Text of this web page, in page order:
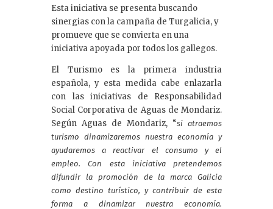
Esta iniciativa se presenta buscando
sinergias con la campaña de Turgalicia, y
promueve que se convierta en una
iniciativa apoyada por todos los gallegos.
El Turismo es la primera industria
española, y esta medida cabe enlazarla
con las iniciativas de Responsabilidad
Social Corporativa de Aguas de Mondariz.
Según Aguas de Mondariz, “si atraemos
turismo dinamizaremos nuestra economía y
ayudaremos a reactivar el consumo y el
empleo. Con esta iniciativa pretendemos
difundir la promoción de la marca Galicia
como destino turístico, y contribuir de esta
forma a dinamizar nuestra economía.